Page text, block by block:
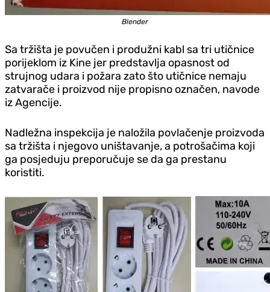
Blender
Sa tržišta je povučen i produžni kabl sa tri utičnice
porijeklom iz Kine jer predstavlja opasnost od
strujnog udara i požara zato što utičnice nemaju
zatvarače i proizvod nije propisno označen, navode
iz Agencije.
Nadležna inspekcija je naložila povlačenje proizvoda
sa tržišta i njegovo uništavanje, a potrošačima koji
ga posjeduju preporučuje se da ga prestanu
koristiti.